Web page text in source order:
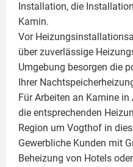
Installation, die
Kamin.
Vor
über zuverlässige
Umgebung besorgen die
Ihrer
Für Arbeiten an Kamine
die entsprechenden
Region um Vogthof in
Gewerbliche Kunden mit
Beheizung von Hotels